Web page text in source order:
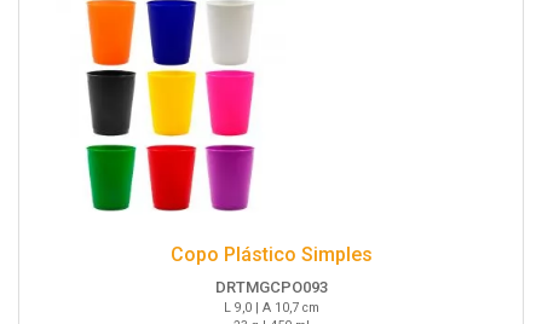
Copo Plástico Simples
DRTMGCPO093
L 9,0 | A 10,7 cm